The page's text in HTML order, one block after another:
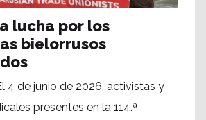
lucha por los
bielorrusos
4 de junio de 2026, activistas y
presentes en la 114.ª